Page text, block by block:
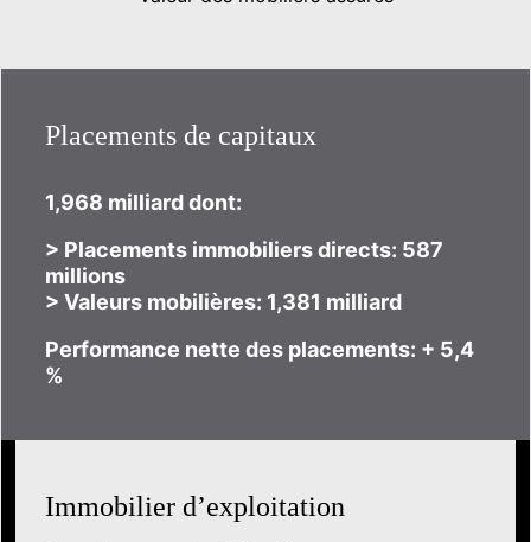
Placements de capitaux
1,968 milliard dont:
> Placements immobiliers directs: 587
millions
> Valeurs mobilières: 1,381 milliard
Performance nette des placements: + 5,4
%
Immobilier d’exploitation